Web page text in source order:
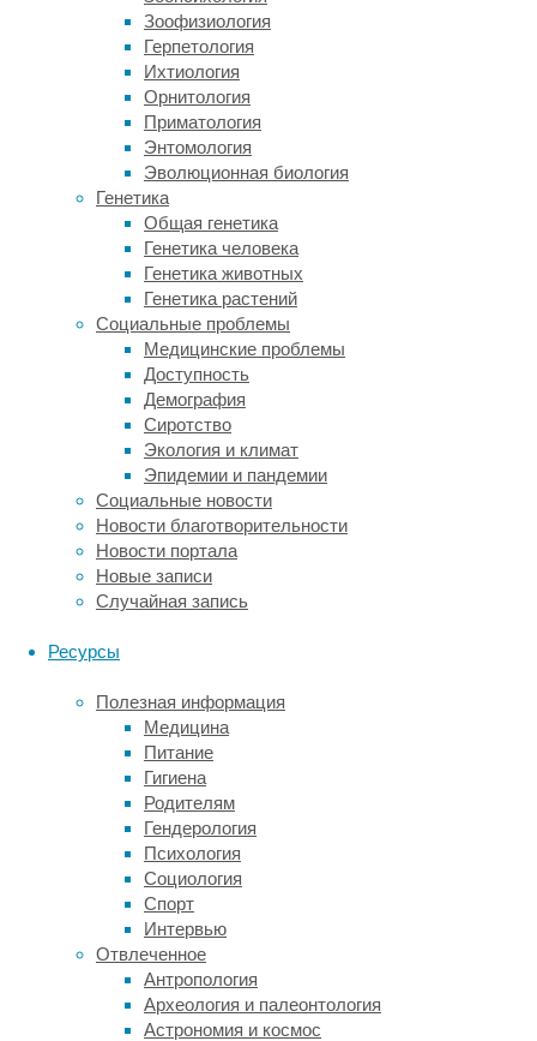
Зоофизиология
Герпетология
Ихтиология
Орнитология
Приматология
Энтомология
Эволюционная биология
Генетика
Общая генетика
Генетика человека
Генетика животных
Генетика растений
Социальные проблемы
Медицинские проблемы
Доступность
Демография
Сиротство
Экология и климат
Эпидемии и пандемии
Социальные новости
Новости благотворительности
Новости портала
Новые записи
Случайная запись
Ресурсы
Полезная информация
Медицина
Питание
Гигиена
Родителям
Гендерология
Психология
Социология
Спорт
Интервью
Отвлеченное
Антропология
Археология и палеонтология
Астрономия и космос
способах
совершения
самоубийства,
также
призывов
к
осуществлению.
сообщили
в
ведомстве,
содержали
запрещенную
в
России
информацию
самоубийствах.
В
с
ведомство
наладило
взаимодействие
представителями
правоохранительных
органов
по
оперативному
обмену
информацией
сообществах